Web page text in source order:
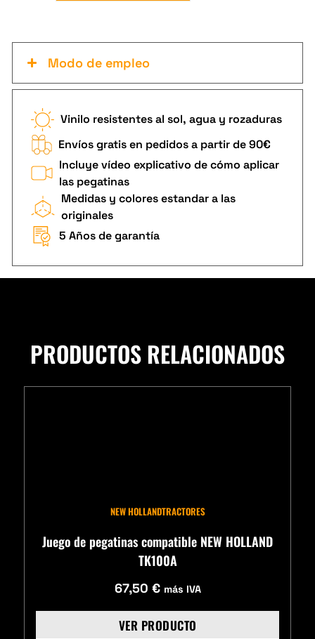
Modo de empleo
Vinilo resistentes al sol, agua y rozaduras
Envíos gratis en pedidos a partir de 90€
Incluye vídeo explicativo de cómo aplicar
las pegatinas
Medidas y colores estandar a las
originales
5 Años de garantía
PRODUCTOS RELACIONADOS
NEW HOLLANDTRACTORES
Juego de pegatinas compatible NEW HOLLAND
TK100A
67,50 € más IVA
VER PRODUCTO